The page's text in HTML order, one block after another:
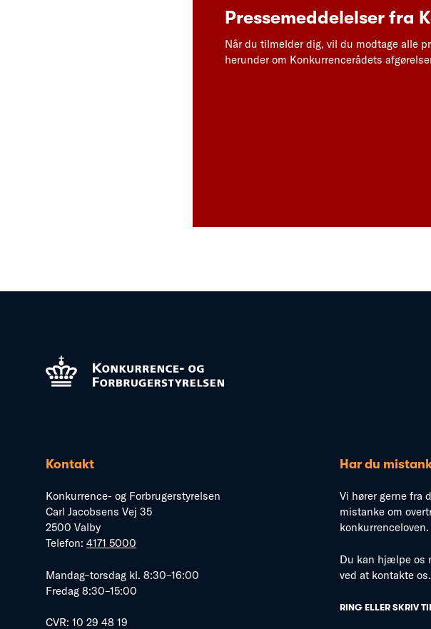
Pressemeddelelser fra
Når du tilmelder dig, vil du modtage alle
herunder om Konkurrencerådets
Kontakt
Konkurrence- og Forbrugerstyrelsen
Carl Jacobsens Vej 35
2500 Valby
Telefon: 4171 5000
Mandag–torsdag kl. 8:30–16:00
Fredag 8:30–15:00
CVR: 10 29 48 19
Har du
Vi hører gerne fra
mistanke om
konkurrenceloven.
Du kan hjælpe os
ved at kontakte os.
RING ELLER SKRIV